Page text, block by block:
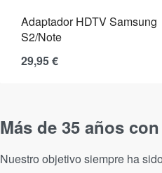
Adaptador HDTV Samsung
S2/Note
29,95€
Más de 35 años
Nuestro objetivo siempre ha